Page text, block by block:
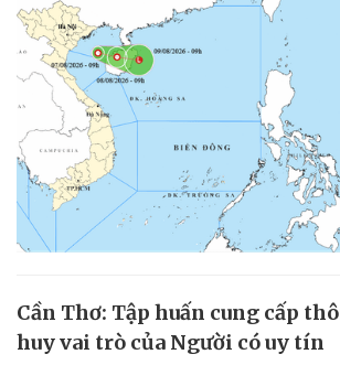
Cần Thơ: Tập huấn cung cấp
huy vai trò của Người có uy tín